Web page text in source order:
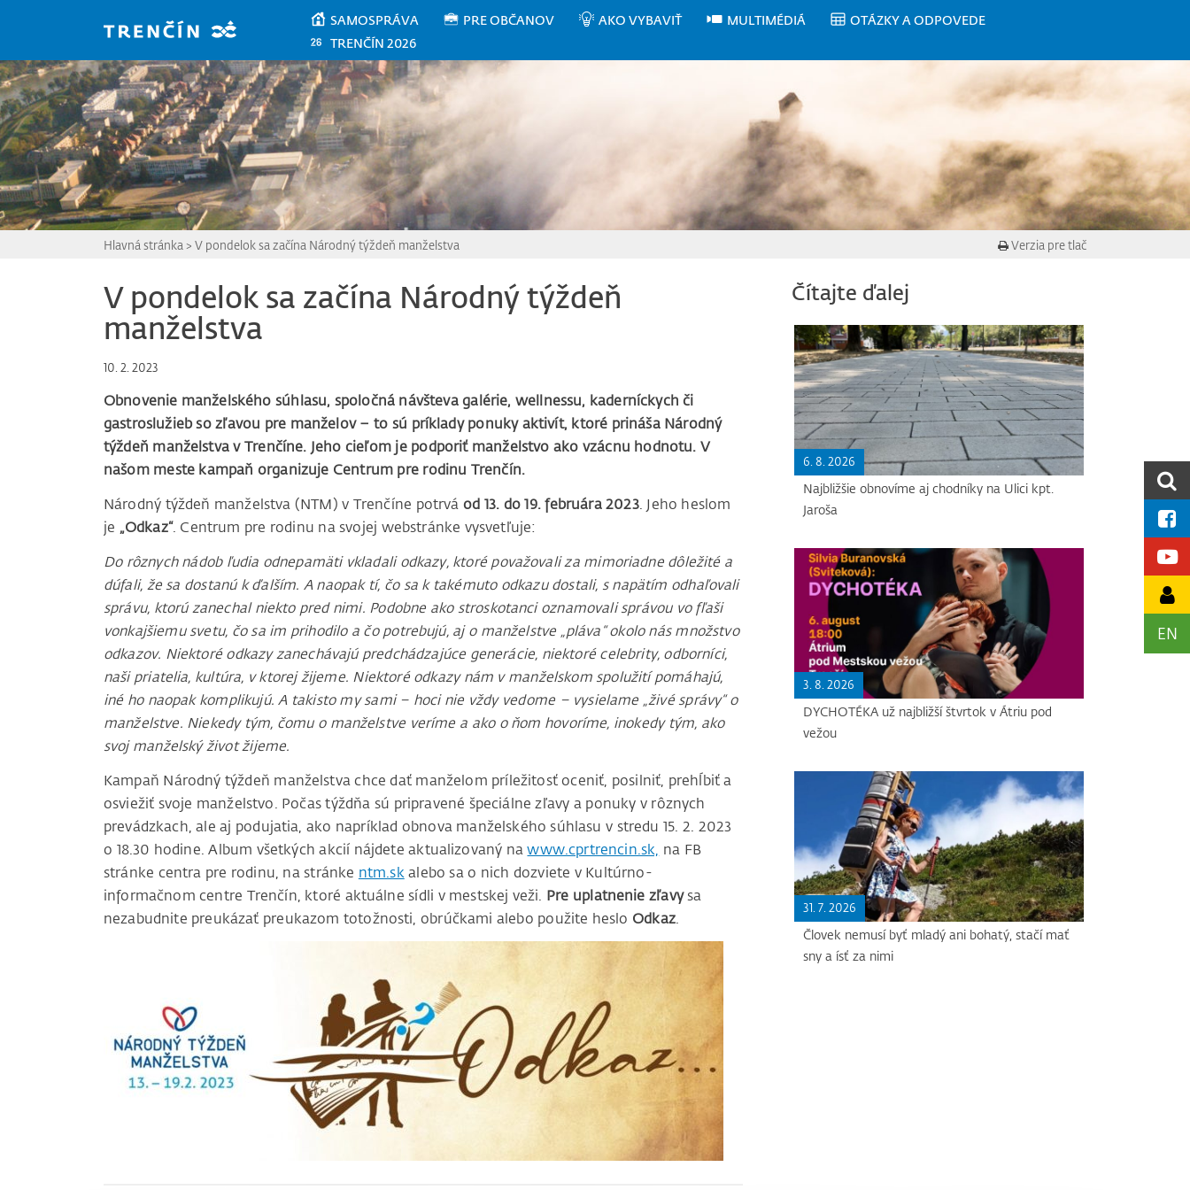
SAMOSPRÁVA PRE OBČANOV AKO VYBAVIŤ MULTIMÉDIÁ
OTÁZKY A ODPOVEDE
TRENČÍN 2026
EN
Hlavná stránka > V pondelok sa začína Národný týždeň manželstva Verzia pre tlač
V pondelok sa začína Národný týždeň
manželstva
10. 2. 2023
Obnovenie manželského súhlasu, spoločná návšteva galérie, wellnessu, kaderníckych či
gastroslužieb so zľavou pre manželov – to sú príklady ponuky aktivít, ktoré prináša Národný
týždeň manželstva v Trenčíne. Jeho cieľom je podporiť manželstvo ako vzácnu hodnotu. V
našom meste kampaň organizuje Centrum pre rodinu Trenčín.
Národný týždeň manželstva (NTM) v Trenčíne potrvá od 13. do 19. februára 2023. Jeho heslom
je „Odkaz“. Centrum pre rodinu na svojej webstránke vysvetľuje:
Do rôznych nádob ľudia odnepamäti vkladali odkazy, ktoré považovali za mimoriadne dôležité a
dúfali, že sa dostanú k ďalším. A naopak tí, čo sa k takémuto odkazu dostali, s napätím odhaľovali
správu, ktorú zanechal niekto pred nimi. Podobne ako stroskotanci oznamovali správou vo fľaši
vonkajšiemu svetu, čo sa im prihodilo a čo potrebujú, aj o manželstve „pláva“ okolo nás množstvo
odkazov. Niektoré odkazy zanechávajú predchádzajúce generácie, niektoré celebrity, odborníci,
naši priatelia, kultúra, v ktorej žijeme. Niektoré odkazy nám v manželskom spolužití pomáhajú,
iné ho naopak komplikujú. A takisto my sami – hoci nie vždy vedome – vysielame „živé správy“ o
manželstve. Niekedy tým, čomu o manželstve veríme a ako o ňom hovoríme, inokedy tým, ako
svoj manželský život žijeme.
Kampaň Národný týždeň manželstva chce dať manželom príležitosť oceniť, posilniť, prehĺbiť a
osviežiť svoje manželstvo. Počas týždňa sú pripravené špeciálne zľavy a ponuky v rôznych
prevádzkach, ale aj podujatia, ako napríklad obnova manželského súhlasu v stredu 15. 2. 2023
o 18.30 hodine. Album všetkých akcií nájdete aktualizovaný nawww.cprtrencin.sk, na FB
stránke centra pre rodinu, na stránke ntm.skalebo sa o nich dozviete v Kultúrno-
informačnom centre Trenčín, ktoré aktuálne sídli v mestskej veži. Pre uplatnenie zľavysa
nezabudnite preukázať preukazom totožnosti, obrúčkami alebo použite heslo Odkaz.
Čítajte ďalej
6. 8. 2026
Najbližšie obnovíme aj chodníky na Ulici kpt.
Jaroša
3. 8. 2026
DYCHOTÉKA už najbližší štvrtok v Átriu pod
vežou
31. 7. 2026
Človek nemusí byť mladý ani bohatý, stačí mať
sny a ísť za nimi